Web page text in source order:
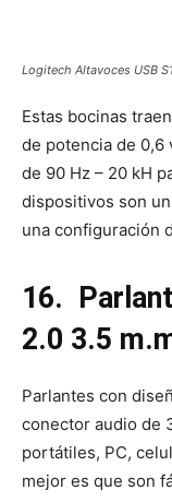
Logitech Altavoces USB
Estas bocinas
de potencia de 0,6
de 90 Hz – 20 kH
dispositivos son
una configuración
16.
2.0 3.5
Parlantes con
conector audio de
portátiles, PC,
mejor es que son